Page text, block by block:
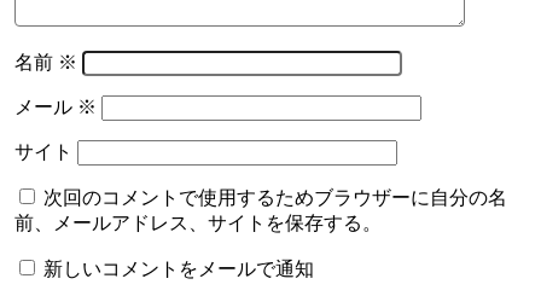
名前 ※
メール ※
サイト
次回のコメントで使用するためブラウザーに自分の名
前、メールアドレス、サイトを保存する。
新しいコメントをメールで通知